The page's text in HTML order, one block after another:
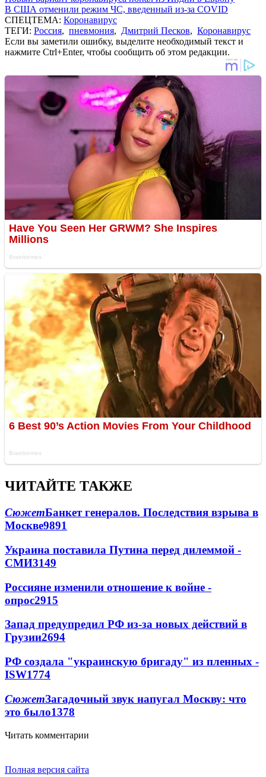
В США отменили режим ЧС, введенный из-за COVID
СПЕЦТЕМА: Коронавирус
ТЕГИ: Россия, пневмония, Дмитрий Песков, Коронавирус
Если вы заметили ошибку, выделите необходимый текст и
нажмите Ctrl+Enter, чтобы сообщить об этом редакции.
ЧИТАЙТЕ ТАКЖЕ
СюжетБанкет генералов. Последствия взрыва в
Москве9891
Украина поставила Путина перед дилеммой -
СМИ3149
Россияне изменили отношение к войне -
опрос2915
Запад предупредил РФ из-за новых действий в
Грузии2694
РФ создала "украинскую бригаду" из пленных -
ISW1774
СюжетЗагадочный звук напугал Москву: что
это было1378
Читать комментарии
Полная версия сайта